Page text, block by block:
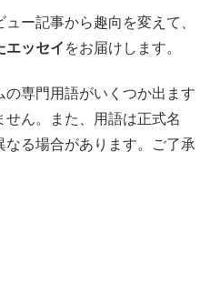
ー記事から趣向を変えて、
エッセイをお届けします。
専門用語がいくつか出ます
ん。また、用語は正式名
る場合があります。ご了承